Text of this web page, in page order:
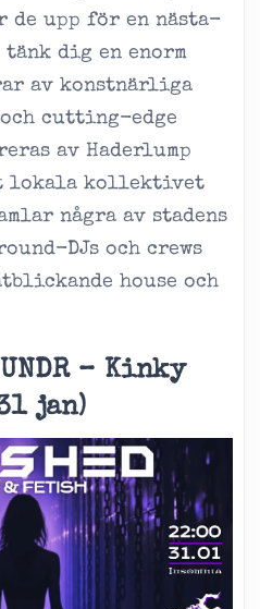
de upp för en nästa-
dig en enorm
av konstnärliga
cutting-edge
av Haderlump
lokala kollektivet
några av stadens
DJs och crews
house och
UNDR – Kinky
jan)